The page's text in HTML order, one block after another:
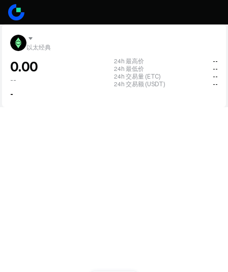
以太经典
0.00
--
-
24h 最高价
--
24h 最低价
--
24h 交易量 (ETC)
--
24h 交易额 (USDT)
--